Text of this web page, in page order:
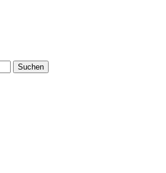
Suchen